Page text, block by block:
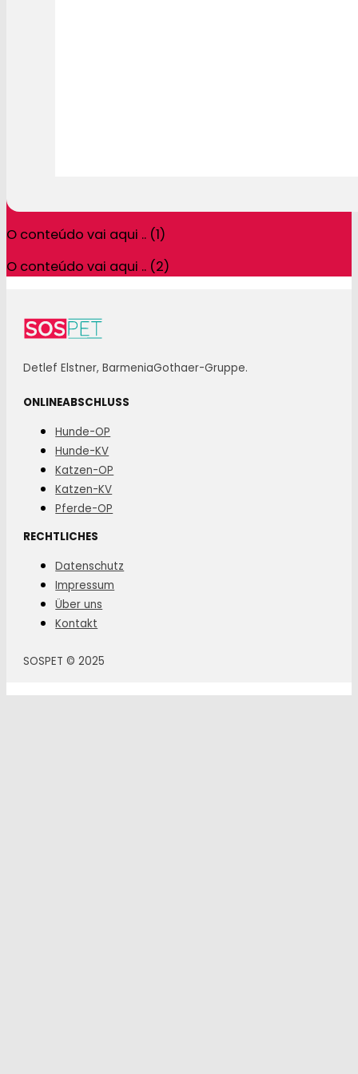
O conteúdo vai aqui .. (1)
O conteúdo vai aqui .. (2)
Detlef Elstner, BarmeniaGothaer-Gruppe.
ONLINEABSCHLUSS
Hunde-OP
Hunde-KV
Katzen-OP
Katzen-KV
Pferde-OP
RECHTLICHES
Datenschutz
Impressum
Über uns
Kontakt
SOSPET © 2025